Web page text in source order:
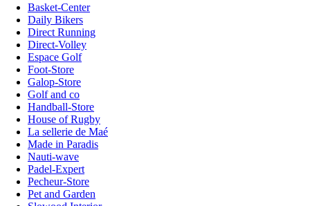
Basket-Center
Daily Bikers
Direct Running
Direct-Volley
Espace Golf
Foot-Store
Galop-Store
Golf and co
Handball-Store
House of Rugby
La sellerie de Maé
Made in Paradis
Nauti-wave
Padel-Expert
Pecheur-Store
Pet and Garden